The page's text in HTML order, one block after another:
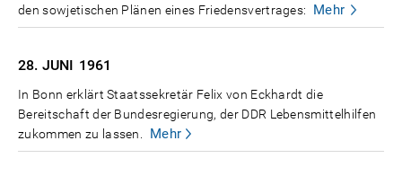
den sowjetischen Plänen eines Friedensvertrages:
Mehr
28. JUNI 1961
In Bonn erklärt Staatssekretär Felix von Eckhardt die
Bereitschaft der Bundesregierung, der DDR Lebensmittelhilfen
zukommen zu lassen.
Mehr